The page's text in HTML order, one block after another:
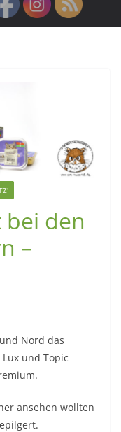
den
–
Nord das
und Topic
ansehen wollten